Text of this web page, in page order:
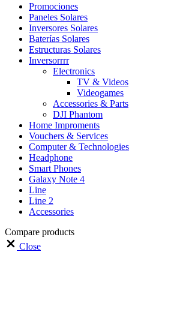
Promociones
Paneles Solares
Inversores Solares
Baterías Solares
Estructuras Solares
Inversorrrr
Electronics
TV & Videos
Videogames
Accessories & Parts
DJI Phantom
Home Improments
Vouchers & Services
Computer & Technologies
Headphone
Smart Phones
Galaxy Note 4
Line
Line 2
Accessories
Compare products
Close